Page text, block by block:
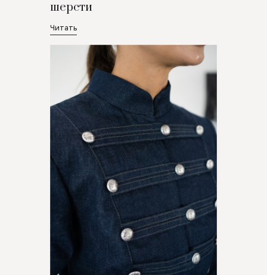
шерсти
Читать